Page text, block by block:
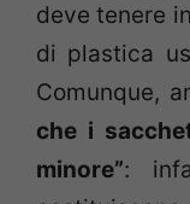
deve tenere
di plastica
Comunque,
che i
minore”: